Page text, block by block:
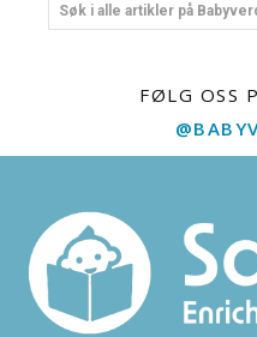
Søk i alle artikler på
FØLG OSS